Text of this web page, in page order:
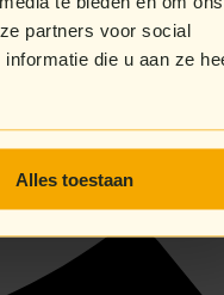
partners voor social
die u aan ze
Alles toestaan